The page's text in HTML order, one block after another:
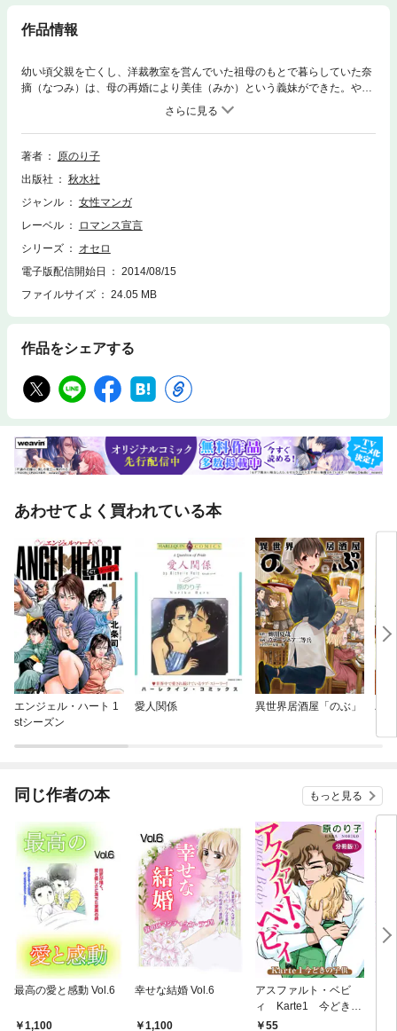
作品情報
幼い頃父親を亡くし、洋裁教室を営んでいた祖母のもとで暮らしていた奈
摘（なつみ）は、母の再婚により美佳（みか）という義妹ができた。やが
て奈摘は、ファッションメーカーのプレスの仕事に就き、資産家の和樹に
ヘッドハントされ二人三脚で会社をきりもりするうちに結婚の約束をする
間柄となる。しかし、自由奔放な義妹・美佳に誘惑された和樹は彼女を妊
娠させ、ついには美佳と結婚してしまった。娘をそんなふうに育てたこと
て、姉妹の確執が更にエスカレートしてゆく。そんなある日、奈摘の家を
訪ねた和樹は「形だけの結婚だ。僕には君しかいない」と、彼女を抱き締
ったが――。
著者
原のり子
出版社
秋水社
ジャンル
女性マンガ
レーベル
ロマンス宣言
シリーズ
オセロ
電子版配信開始日
2014/08/15
ファイルサイズ
24.05 MB
作品をシェアする
あわせてよく買われている本
エンジェル・ハート 1
stシーズン
愛人関係 異世界居酒屋「のぶ」 パ
同じ作者の本 もっと見る
最高の愛と感動 Vol.6
1,100
幸せな結婚 Vol.6
1,100
アスファルト・ベビ
ィ Karte1 今どきの
子供 分冊版1
55